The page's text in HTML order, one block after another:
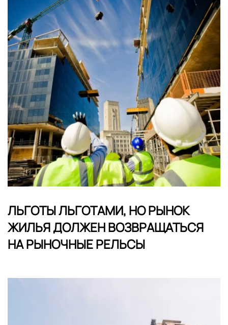
ЛЬГОТЫ ЛЬГОТАМИ, НО РЫНОК
ЖИЛЬЯ ДОЛЖЕН ВОЗВРАЩАТЬСЯ
НА РЫНОЧНЫЕ РЕЛЬСЫ